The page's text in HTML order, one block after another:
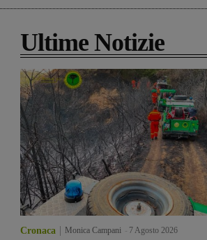
Ultime Notizie
Cronaca Monica Campani 7 Agosto 2026